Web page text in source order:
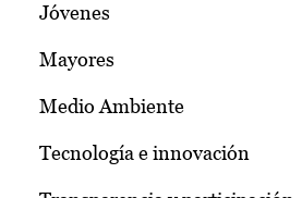
Jóvenes
Mayores
Medio Ambiente
Tecnología e innovación